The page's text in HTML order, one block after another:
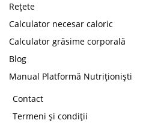
Rețete
Calculator necesar caloric
Calculator grăsime corporală
Blog
Manual Platformă Nutriționiști
Contact
Termeni și condiții